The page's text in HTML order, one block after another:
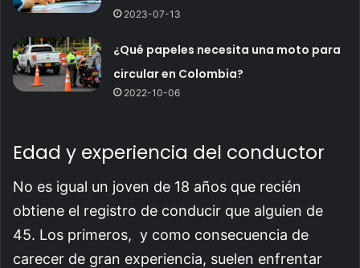
2023-07-13
¿Qué papeles necesita una moto para
circular en Colombia?
2022-10-06
Edad y experiencia del conductor
No es igual un joven de 18 años que recién
obtiene el registro de conducir que alguien de
45. Los primeros, y como consecuencia de
carecer de gran experiencia, suelen enfrentar